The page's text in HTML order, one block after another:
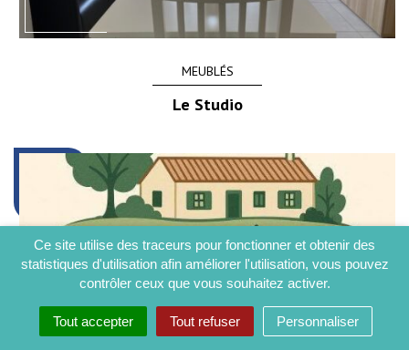
Ce site utilise des traceurs pour fonctionner et obtenir des
statistiques d'utilisation afin améliorer l'utilisation, vous pouvez
contrôler ceux que vous souhaitez activer.
Tout accepter Tout refuser Personnaliser
MEUBLÉS
Le Studio